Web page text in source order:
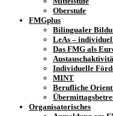
Oberstufe
FMGplus
Bilingualer
LeAs –
Das FMG als
Individuelle
MINT
Berufliche
Organisatorisches